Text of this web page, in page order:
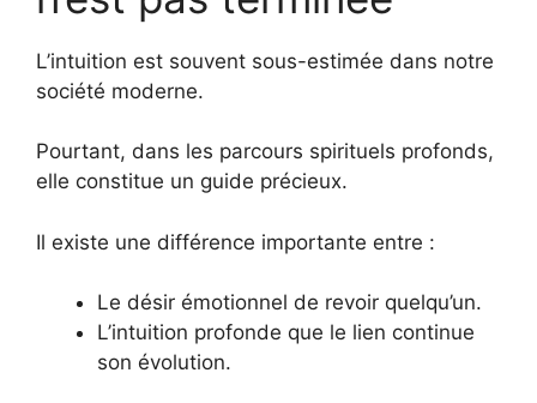
L’intuition est souvent sous-estimée dans notre
société moderne.
Pourtant, dans les parcours spirituels profonds,
elle constitue un guide précieux.
Il existe une différence importante entre :
Le désir émotionnel de revoir quelqu’un.
L’intuition profonde que le lien continue
son évolution.